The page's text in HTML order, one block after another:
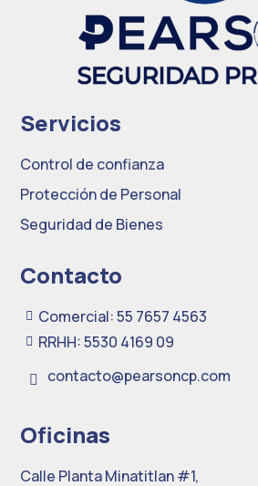
Servicios
Control de confianza
Protección de Personal
Seguridad de Bienes
Contacto
 Comercial: 55 7657 4563
 RRHH: 5530 4169 09
 contacto@pearsoncp.com
Oficinas
Calle Planta Minatitlan #1,